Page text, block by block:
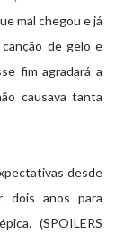
mal chegou e já
de gelo e
fim agradará a
causava tanta
desde
dois anos para
(SPOILERS